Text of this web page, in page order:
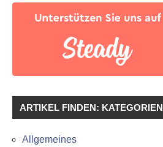
ARTIKEL FINDEN: KATEGORIEN
Allgemeines